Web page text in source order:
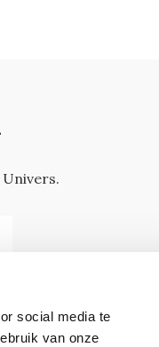
social media te
van onze